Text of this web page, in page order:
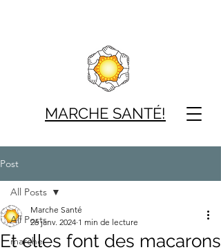
MARCHE SANTÉ!
Post
All Posts
marche
All Posts
Et elles font des macarons
Marche Santé
26 janv. 2024 1 min de lecture